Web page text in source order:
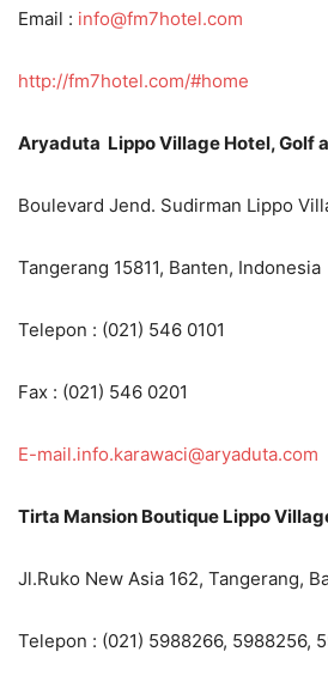
Email : info@fm7hotel.com
http://fm7hotel.com/#home
Aryaduta Lippo Village Hotel, Golf
Boulevard Jend. Sudirman Lippo
Tangerang 15811, Banten, Indonesia
Telepon : (021) 546 0101
Fax : (021) 546 0201
E-mail.info.karawaci@aryaduta.com
Tirta Mansion Boutique Lippo
Jl.Ruko New Asia 162, Tangerang,
Telepon : (021) 5988266, 5988256,